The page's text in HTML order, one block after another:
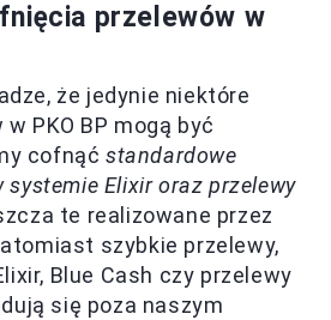
przelewów w
że jedynie niektóre
PKO BP mogą być
cofnąćstandardowe
systemie Elixir oraz przelewy
te realizowane przez
szybkie przelewy,
Blue Cash czy przelewy
się poza naszym